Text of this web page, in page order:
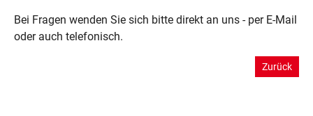
Bei Fragen wenden Sie sich bitte direkt an uns - per E-Mail
oder auch telefonisch.
Zurück